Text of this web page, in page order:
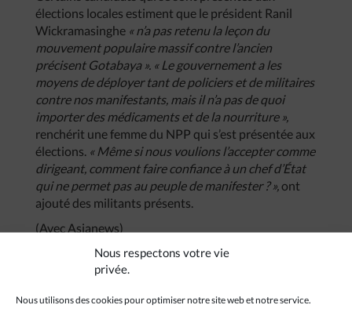
Nous respectons votre vie
privée.
Nous utilisons des cookies pour optimiser notre site web et notre service.
élections locales estiment que le président Ranil
Wickramasinghe « n’a pas retenu la leçon du
mouvement populaire massif contre l’ancien
précisent Gotabaya ». « Le gouvernement a les
moyens de déployer tant de policiers et de militaires
contre nos manifestants, mais il n’a pas de quoi
importer des médicaments et de la nourriture »,
renchérit une femme du NPP qui s’est présentée aux
élections. « Même si nous voulions l’accepter comme
dirigeant, comment faire confiance à un chef d’État
qui ne permet pas au peuple de manifester ? », ont
ajouté des militants présents.
(Avec Asianews)